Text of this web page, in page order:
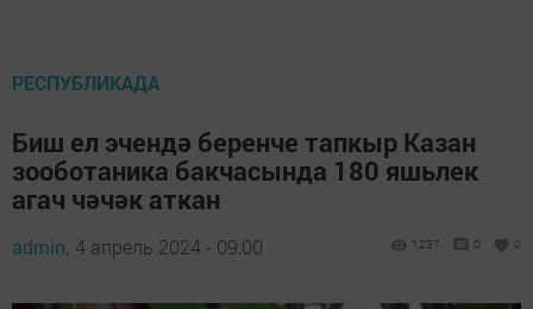
РЕСПУБЛИКАДА
Биш ел эчендә беренче тапкыр Казан
зооботаника бакчасында 180 яшьлек
агач чәчәк аткан
admin, 4 апрель 2024 - 09:00 1237 0 0